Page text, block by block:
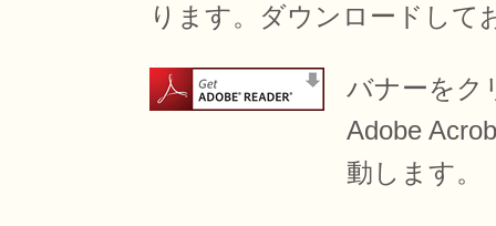
ります。ダウンロードして
バナーをク
Adobe
動します。